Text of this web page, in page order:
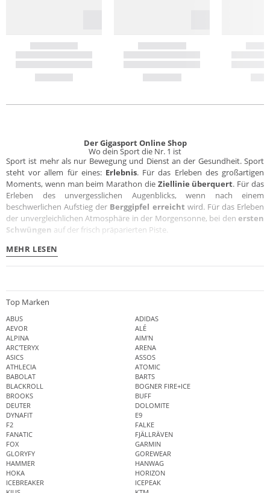
Der Gigasport Online Shop
Wo dein Sport die Nr. 1 ist
Sport ist mehr als nur Bewegung und Dienst an der Gesundheit. Sport
steht vor allem für eines: Erlebnis. Für das Erleben des großartigen
Moments, wenn man beim Marathon die Ziellinie überquert. Für das
Erleben des unvergesslichen Augenblicks, wenn nach einem
beschwerlichen Aufstieg der Berggipfel erreicht wird. Für das Erleben
der unvergleichlichen Atmosphäre in der Morgensonne, bei den ersten
Schwüngen auf der frisch präparierten Piste.
MEHR LESEN
Top Marken
ABUS
ADIDAS
AEVOR
ALÉ
ALPINA
AIM'N
ARC'TERYX
ARENA
ASICS
ASSOS
ATHLECIA
ATOMIC
BABOLAT
BARTS
BLACKROLL
BOGNER FIRE+ICE
BROOKS
BUFF
DEUTER
DOLOMITE
DYNAFIT
E9
F2
FALKE
FANATIC
FJÄLLRÄVEN
FOX
GARMIN
GLORYFY
GOREWEAR
HAMMER
HANWAG
HOKA
HORIZON
ICEBREAKER
ICEPEAK